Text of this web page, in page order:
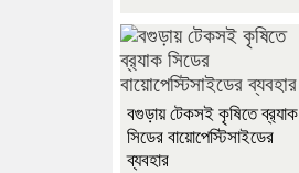
বগুড়ায় টেকসই কৃষিতে ব্র‍্যাক
সিডের বায়োপেস্টিসাইডের
ব্যবহার